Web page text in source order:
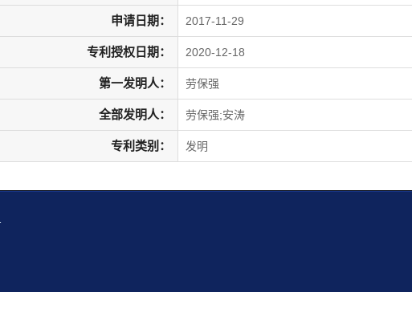
申请日期： 2017-11-29
专利授权日期： 2020-12-18
第一发明人： 劳保强
全部发明人： 劳保强;安涛
专利类别： 发明